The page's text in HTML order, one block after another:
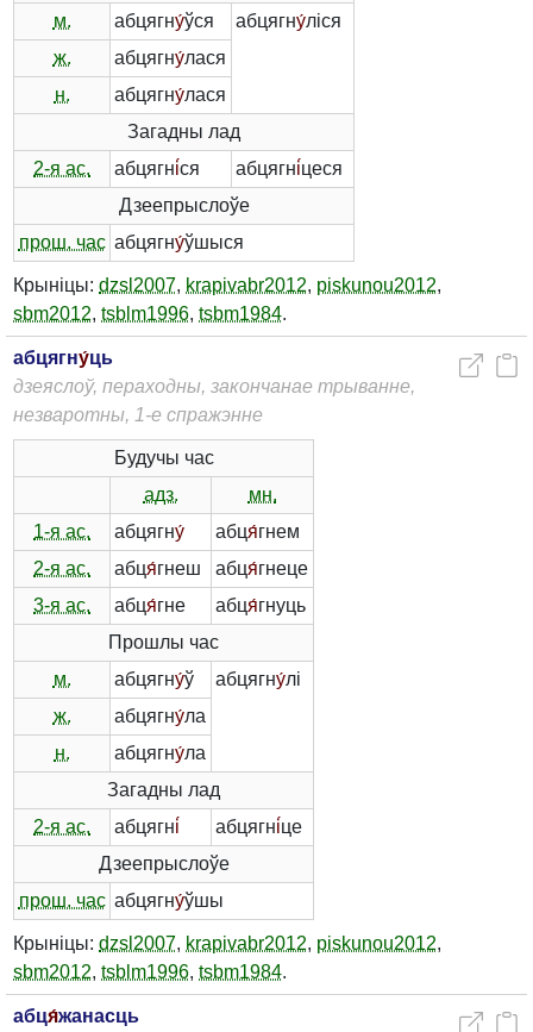
м.
абцягну́ўся абцягну́ліся
ж.
абцягну́лася
н.
абцягну́лася
Загадны лад
2-я ас.
абцягні́ся абцягні́цеся
Дзеепрыслоўе
прош. час абцягну́ўшыся
Крыніцы: dzsl2007, krapivabr2012, piskunou2012,
sbm2012, tsblm1996, tsbm1984.
абцягну́ць
дзеяслоў, пераходны, закончанае трыванне,
незваротны, 1-е спражэнне
Будучы час
адз.
мн.
1-я ас.
абцягну́ абця́гнем
2-я ас.
абця́гнеш абця́гнеце
3-я ас.
абця́гне абця́гнуць
Прошлы час
м.
абцягну́ў абцягну́лі
ж.
абцягну́ла
н.
абцягну́ла
Загадны лад
2-я ас.
абцягні́ абцягні́це
Дзеепрыслоўе
прош. час абцягну́ўшы
Крыніцы: dzsl2007, krapivabr2012, piskunou2012,
sbm2012, tsblm1996, tsbm1984.
абця́жанасць